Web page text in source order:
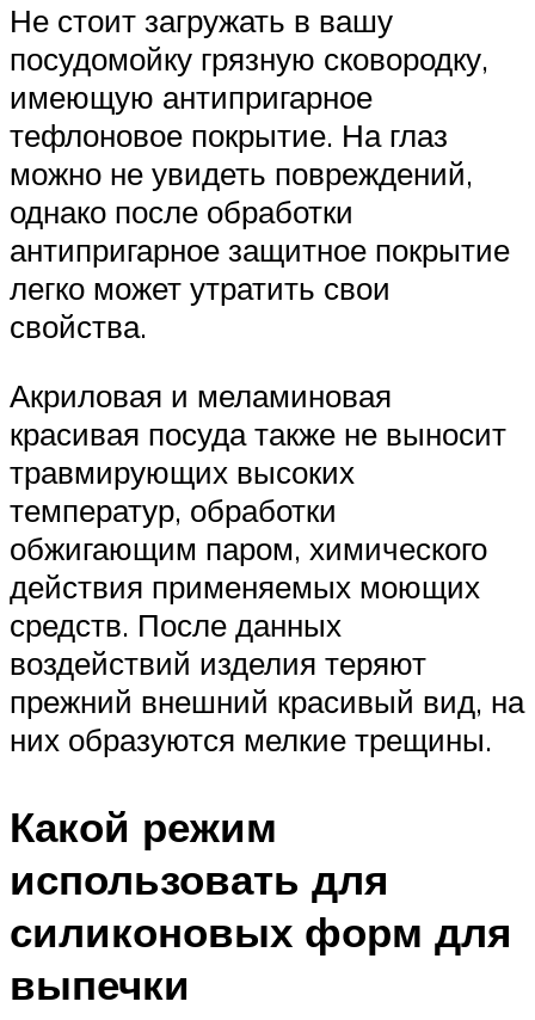
Не стоит загружать в вашу
посудомойку грязную сковородку,
имеющую антипригарное
тефлоновое покрытие. На глаз
можно не увидеть повреждений,
однако после обработки
антипригарное защитное покрытие
легко может утратить свои
свойства.
Акриловая и меламиновая
красивая посуда также не выносит
травмирующих высоких
температур, обработки
обжигающим паром, химического
действия применяемых моющих
средств. После данных
воздействий изделия теряют
прежний внешний красивый вид, на
них образуются мелкие трещины.
Какой режим
использовать для
силиконовых форм для
выпечки